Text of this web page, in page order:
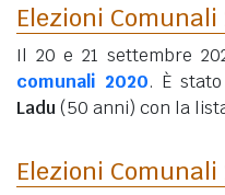
Elezioni Comunali
Il 20 e 21 settembre
comunali 2020. È
Ladu(50 anni) con la
Elezioni Comunali